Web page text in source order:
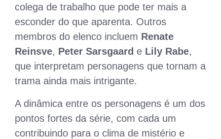
colega de trabalho que pode ter mais a
esconder do que aparenta. Outros
membros do elenco incluem Renate
Reinsve, Peter Sarsgaard e Lily Rabe,
que interpretam personagens que tornam a
trama ainda mais intrigante.
A dinâmica entre os personagens é um dos
pontos fortes da série, com cada um
contribuindo para o clima de mistério e